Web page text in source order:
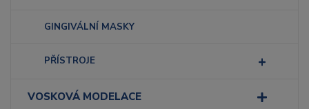
GINGIVÁLNÍ MASKY
PŘÍSTROJE
VOSKOVÁ MODELACE